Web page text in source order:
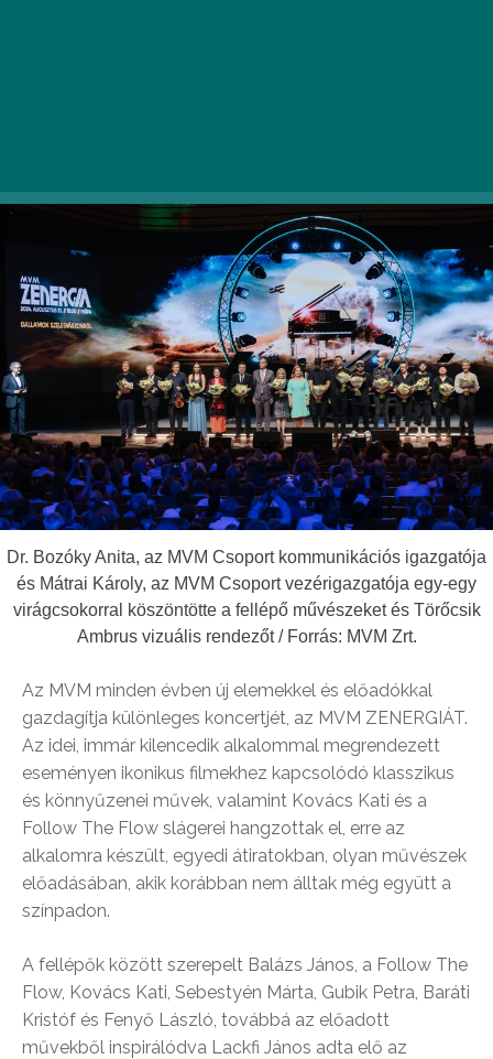
Dr. Bozóky Anita, az MVM Csoport kommunikációs igazgatója
és Mátrai Károly, az MVM Csoport vezérigazgatója egy-egy
virágcsokorral köszöntötte a fellépő művészeket és Törőcsik
Ambrus vizuális rendezőt / Forrás: MVM Zrt.
Az MVM minden évben új elemekkel és előadókkal
gazdagítja különleges koncertjét, az MVM ZENERGIÁT.
Az idei, immár kilencedik alkalommal megrendezett
eseményen ikonikus filmekhez kapcsolódó klasszikus
és könnyűzenei művek, valamint Kovács Kati és a
Follow The Flow slágerei hangzottak el, erre az
alkalomra készült, egyedi átiratokban, olyan művészek
előadásában, akik korábban nem álltak még együtt a
színpadon.
A fellépők között szerepelt Balázs János, a Follow The
Flow, Kovács Kati, Sebestyén Márta, Gubik Petra, Baráti
Kristóf és Fenyő László, továbbá az előadott
művekből inspirálódva Lackfi János adta elő az